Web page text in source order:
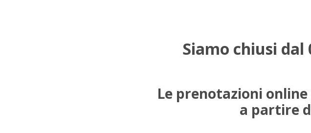
Siamo chiusi dal
Le prenotazioni
a partire